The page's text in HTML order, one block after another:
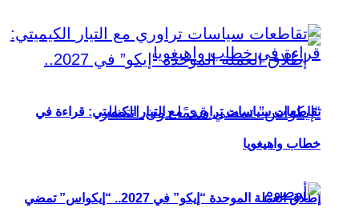
إطلاق العملة الموحدة “إيكو” في 2027.. “إيكواس” تمضي
تقاطعات سياسات تراوري مع التيار الكيميتي: قراءة في
خطاب واهيغويا